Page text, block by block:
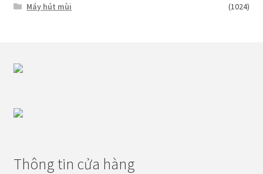
Máy hút mùi
(1024)
Thông tin cửa hàng